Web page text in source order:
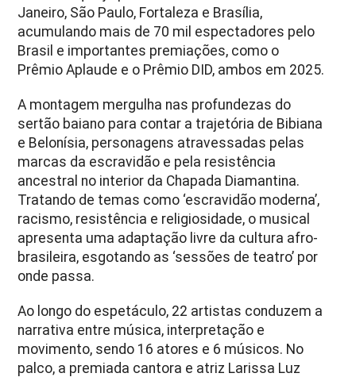
Janeiro, São Paulo, Fortaleza e Brasília,
acumulando mais de 70 mil espectadores pelo
Brasil e importantes premiações, como o
Prêmio Aplaude e o Prêmio DID, ambos em 2025.
A montagem mergulha nas profundezas do
sertão baiano para contar a trajetória de Bibiana
e Belonísia, personagens atravessadas pelas
marcas da escravidão e pela resistência
ancestral no interior da Chapada Diamantina.
Tratando de temas como ‘escravidão moderna’,
racismo, resistência e religiosidade, o musical
apresenta uma adaptação livre da cultura afro-
brasileira, esgotando as ‘sessões de teatro’ por
onde passa.
Ao longo do espetáculo, 22 artistas conduzem a
narrativa entre música, interpretação e
movimento, sendo 16 atores e 6 músicos. No
palco, a premiada cantora e atriz Larissa Luz